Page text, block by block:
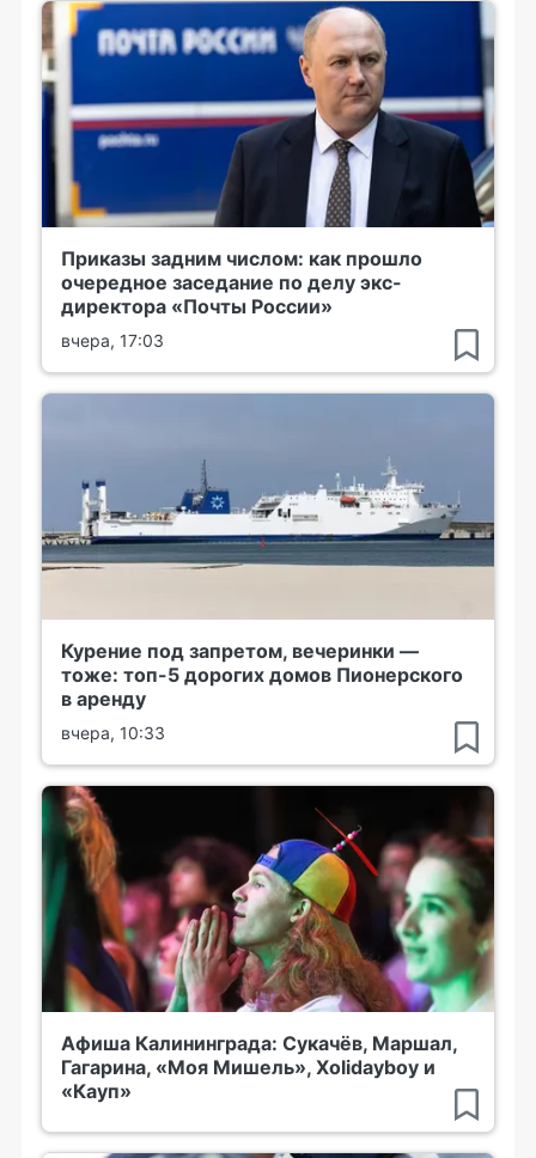
Приказы задним числом: как прошло
очередное заседание по делу экс-
директора «Почты России»
вчера, 17:03
Курение под запретом, вечеринки —
тоже: топ-5 дорогих домов Пионерского
в аренду
вчера, 10:33
Афиша Калининграда: Сукачёв, Маршал,
Гагарина, «Моя Мишель», Xolidayboy и
«Кауп»